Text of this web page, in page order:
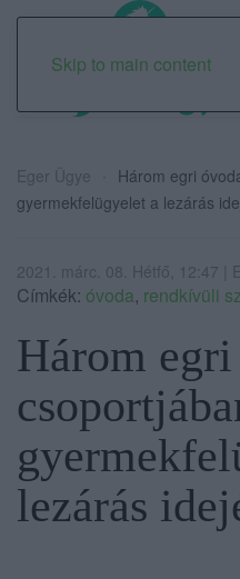
Skip to main content
Eger Ügye
Három egri
gyermekfelügyelet a lezárás
2021. márc. 08. Hétfő, 12:47 |
Címkék: óvoda, rendkívüli
Három
lezárás